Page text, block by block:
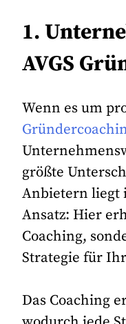
1.
AVGS
Wenn es um
größte
Anbietern liegt
Ansatz: Hier
Coaching,
Strategie für
Das Coaching